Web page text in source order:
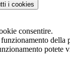
i cookies
consentire.
potete